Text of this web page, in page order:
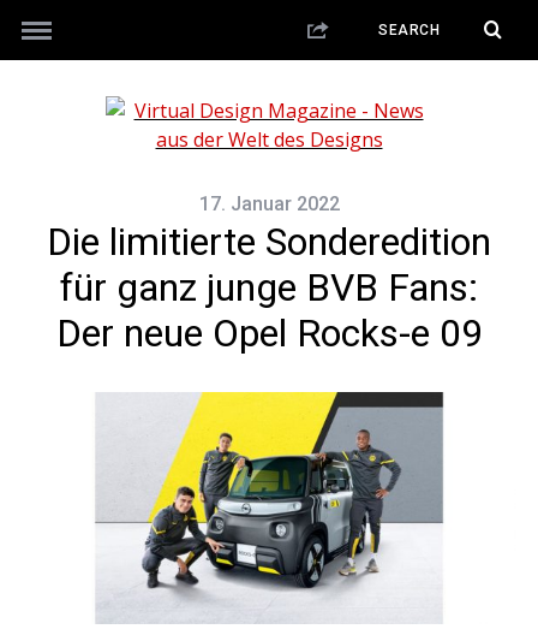
17. Januar 2022
Die limitierte Sonderedition
für ganz junge BVB Fans:
Der neue Opel Rocks-e 09